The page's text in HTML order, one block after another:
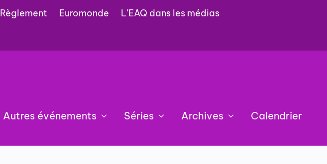
Règlement Euromonde L’EAQ dans les médias
Autres événements Séries Archives Calendrier